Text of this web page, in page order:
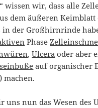
wissen wir, dass alle
dem äußeren
in der Großhirnrinde
Phase
,Ulcera oder aber
auf organischer
) machen.
uns nun das Wesen des